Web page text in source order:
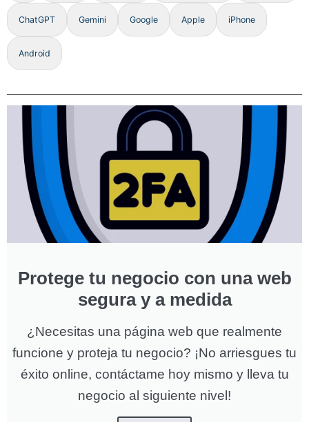
ChatGPT Gemini Google Apple iPhone
Android
Protege tu negocio con una web
segura y a medida
¿Necesitas una página web que realmente
funcione y proteja tu negocio? ¡No arriesgues tu
éxito online, contáctame hoy mismo y lleva tu
negocio al siguiente nivel!